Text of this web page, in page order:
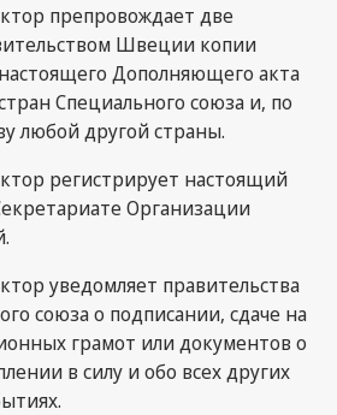
препровождает две
Швеции копии
Дополняющего акта
Специального союза и, по
любой другой страны.
регистрирует настоящий
Организации
уведомляет правительства
союза о подписании, сдаче на
грамот или документов о
в силу и обо всех других